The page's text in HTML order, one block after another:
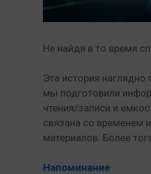
Не найдя в то время
Эта история
мы подготовили
чтения/записи и
связана со временем
материалов. Более
Напоминание